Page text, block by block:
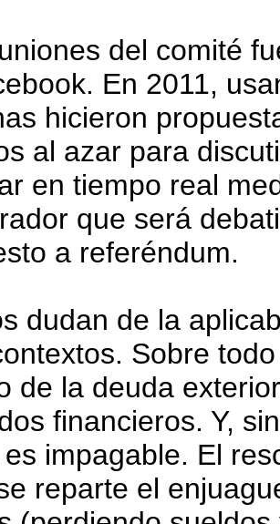
del comité
En 2011,
hicieron
al azar para
en tiempo real
que será
a referéndum.
dudan de la
Sobre
de la deuda
financieros. Y,
impagable. El
reparte el